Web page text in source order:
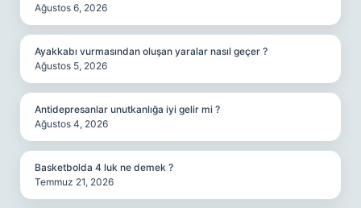
Ağustos 6, 2026
Ayakkabı vurmasından oluşan yaralar nasıl geçer ?
Ağustos 5, 2026
Antidepresanlar unutkanlığa iyi gelir mi ?
Ağustos 4, 2026
Basketbolda 4 luk ne demek ?
Temmuz 21, 2026